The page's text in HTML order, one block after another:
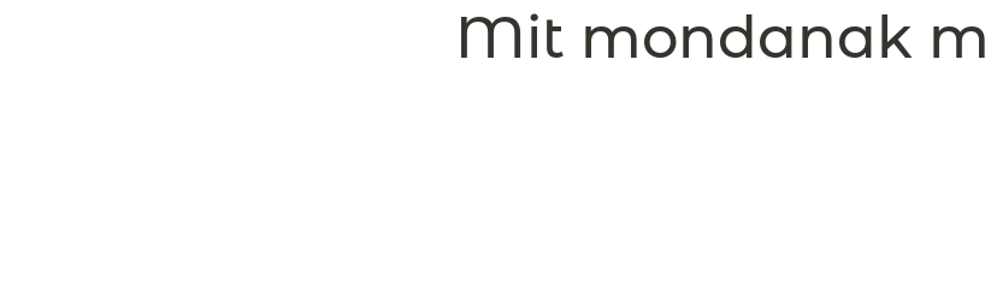
Mit mondanak